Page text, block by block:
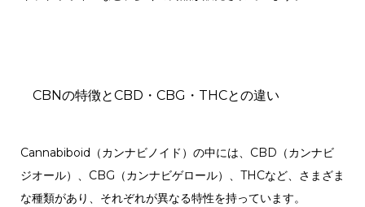
CBNの特徴とCBD・CBG・THCとの違い
Cannabiboid（カンナビノイド）の中には、CBD（カンナビ
ジオール）、CBG（カンナビゲロール）、THCなど、さまざま
な種類があり、それぞれが異なる特性を持っています。